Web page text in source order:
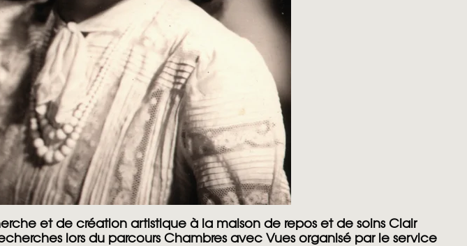
et de création artistique à la maison de repos et de soins Clair
lors du parcours Chambres avec Vues organisé par le service